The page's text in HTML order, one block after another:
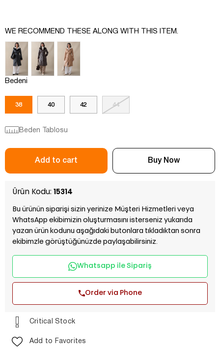
WE RECOMMEND THESE ALONG WITH THIS ITEM.
Bedeni
38 40 42 44
Beden Tablosu
Ürün Kodu: 15314
Bu ürünün siparişi sizin yerinize Müşteri Hizmetleri veya
WhatsApp ekibimizin oluşturmasını isterseniz yukarıda
yazan ürün kodunu aşağıdaki butonlara tıkladıktan sonra
ekibimzle görüştüğünüzde paylaşabilirsiniz.
Whatsapp ile Sipariş
Order via Phone
Critical Stock
Add to Favorites